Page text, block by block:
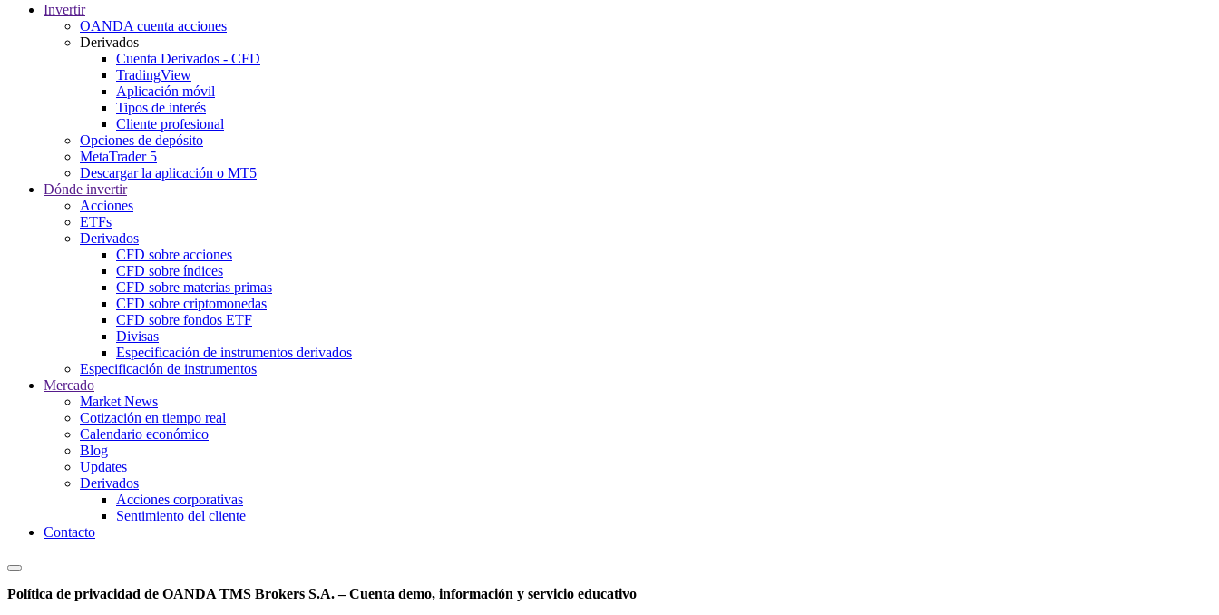
Invertir
OANDA cuenta acciones
Derivados
Cuenta Derivados - CFD
TradingView
Aplicación móvil
Tipos de interés
Cliente profesional
Opciones de depósito
MetaTrader 5
Descargar la aplicación o MT5
Dónde invertir
Acciones
ETFs
Derivados
CFD sobre acciones
CFD sobre índices
CFD sobre materias primas
CFD sobre criptomonedas
CFD sobre fondos ETF
Divisas
Especificación de instrumentos derivados
Especificación de instrumentos
Mercado
Market News
Cotización en tiempo real
Calendario económico
Blog
Updates
Derivados
Acciones corporativas
Sentimiento del cliente
Contacto
Política de privacidad de OANDA TMS Brokers S.A. – Cuenta demo, información y servicio educativo